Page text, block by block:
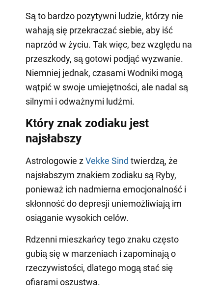
Są to bardzo pozytywni ludzie, którzy nie
wahają się przekraczać siebie, aby iść
naprzód w życiu. Tak więc, bez względu na
przeszkody, są gotowi podjąć wyzwanie.
Niemniej jednak, czasami Wodniki mogą
wątpić w swoje umiejętności, ale nadal są
silnymi i odważnymi ludźmi.
Który znak zodiaku jest
najsłabszy
Astrologowie zVekke Sind twierdzą, że
najsłabszym znakiem zodiaku są Ryby,
ponieważ ich nadmierna emocjonalność i
skłonność do depresji uniemożliwiają im
osiąganie wysokich celów.
Rdzenni mieszkańcy tego znaku często
gubią się w marzeniach i zapominają o
rzeczywistości, dlatego mogą stać się
ofiarami oszustwa.